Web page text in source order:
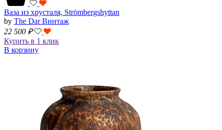
Ваза из хрусталя, Strömbergshyttan
by The Dar Винтаж
22 500 ₽
Купить в 1 клик
В корзину